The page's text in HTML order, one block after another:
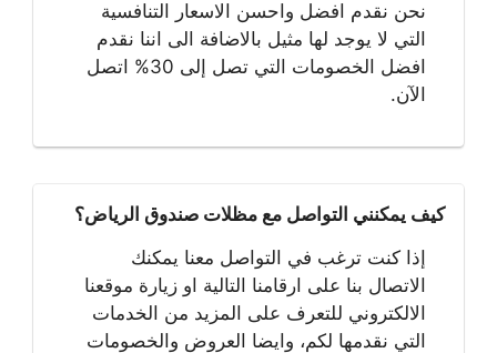
نحن نقدم افضل واحسن الاسعار التنافسية
التي لا يوجد لها مثيل بالاضافة الى اننا نقدم
افضل الخصومات التي تصل إلى 30% اتصل
الآن.
كيف يمكنني التواصل مع مظلات صندوق الرياض؟
إذا كنت ترغب في التواصل معنا يمكنك
الاتصال بنا على ارقامنا التالية او زيارة موقعنا
الالكتروني للتعرف على المزيد من الخدمات
التي نقدمها لكم، وايضا العروض والخصومات